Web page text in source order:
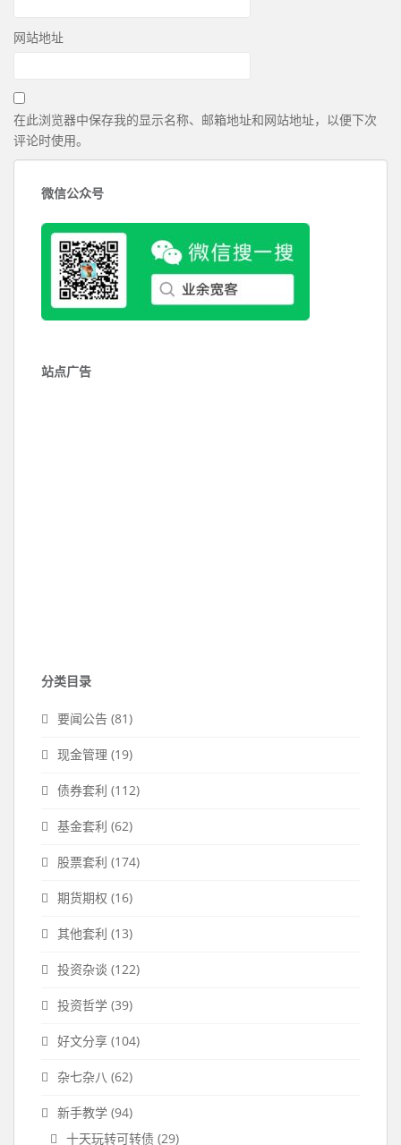
网站地址
在此浏览器中保存我的显示名称、邮箱地址和网站地址，以便下次
评论时使用。
微信公众号
站点广告
分类目录
要闻公告 (81)
现金管理 (19)
债券套利 (112)
基金套利 (62)
股票套利 (174)
期货期权 (16)
其他套利 (13)
投资杂谈 (122)
投资哲学 (39)
好文分享 (104)
杂七杂八 (62)
新手教学 (94)
十天玩转可转债 (29)